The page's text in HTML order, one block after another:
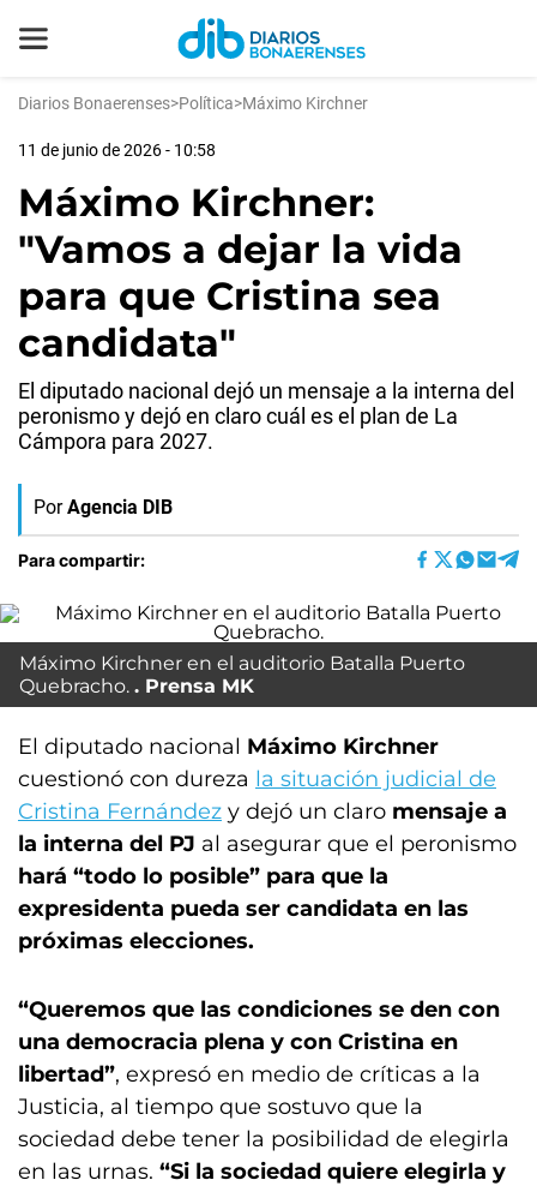
Diarios Bonaerenses>Política>Máximo Kirchner
11 de junio de 2026 - 10:58
Máximo Kirchner:
"Vamos a dejar la vida
para que Cristina sea
candidata"
El diputado nacional dejó un mensaje a la interna del
peronismo y dejó en claro cuál es el plan de La
Cámpora para 2027.
Por Agencia DIB
Para compartir:
Máximo Kirchner en el auditorio Batalla Puerto
Quebracho.
Prensa MK
El diputado nacional Máximo Kirchner
cuestionó con dureza la situación judicial de
Cristina Fernández y dejó un claro mensaje a
la interna del PJ al asegurar que el peronismo
hará “todo lo posible” para que la
expresidenta pueda ser candidata en las
próximas elecciones.
“Queremos que las condiciones se den con
una democracia plena y con Cristina en
libertad”, expresó en medio de críticas a la
Justicia, al tiempo que sostuvo que la
sociedad debe tener la posibilidad de elegirla
en las urnas. “Si la sociedad quiere elegirla y